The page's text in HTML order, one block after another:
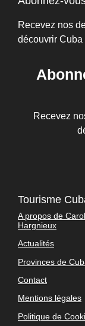
Recevez nos
découvrir Cuba
Recevez
Tourisme
A propos de
Hargnieux
Actualités
Provinces de
Contact
Mentions légales
Politique de